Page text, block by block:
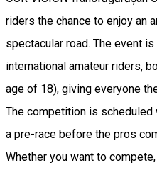
riders the chance to enjoy an
spectacular road. The event
international amateur riders,
age of 18), giving everyone
The competition is scheduled
a pre-race before the pros
Whether you want to